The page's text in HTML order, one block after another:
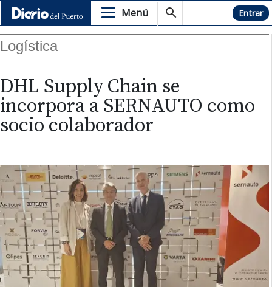
Menú Hemeroteca Entrar
Logística
DHL Supply Chain se
incorpora a SERNAUTO como
socio colaborador